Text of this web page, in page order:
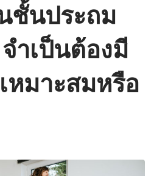
ชั้นประถม
ำเป็นต้องมี
หมาะสมหรือ